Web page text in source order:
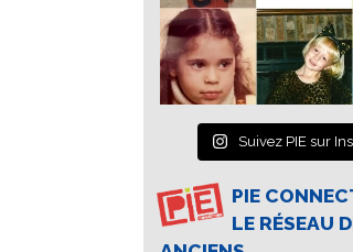
Suivez PIE sur
PIE
LE RÉSEAU